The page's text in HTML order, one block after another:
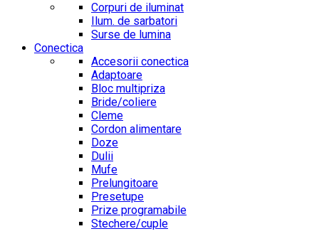
Corpuri de iluminat
Ilum. de sarbatori
Surse de lumina
Conectica
Accesorii conectica
Adaptoare
Bloc multipriza
Bride/coliere
Cleme
Cordon alimentare
Doze
Dulii
Mufe
Prelungitoare
Presetupe
Prize programabile
Stechere/cuple